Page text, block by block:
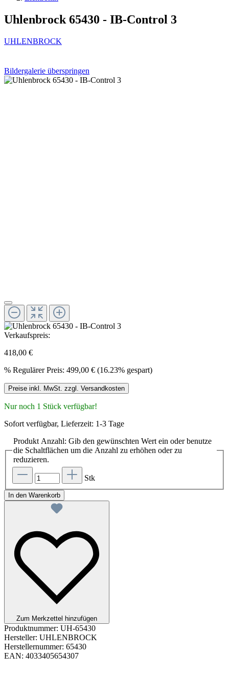
Uhlenbrock 65430 - IB-Control 3
UHLENBROCK
Bildergalerie überspringen
Verkaufspreis:
418,00 €
% Regulärer Preis: 499,00 € (16.23% gespart)
Preise inkl. MwSt. zzgl. Versandkosten
Nur noch 1 Stück verfügbar!
Sofort verfügbar, Lieferzeit: 1-3 Tage
Produkt Anzahl: Gib den gewünschten Wert ein oder benutze
die Schaltflächen um die Anzahl zu erhöhen oder zu
reduzieren.
Stk
In den Warenkorb
Zum Merkzettel hinzufügen
Produktnummer: UH-65430
Hersteller: UHLENBROCK
Herstellernummer: 65430
EAN: 4033405654307